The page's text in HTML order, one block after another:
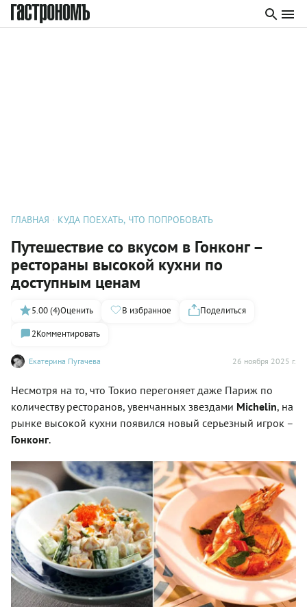
ГЛАВНАЯ КУДА ПОЕХАТЬ, ЧТО ПОПРОБОВАТЬ
Путешествие со вкусом в Гонконг –
рестораны высокой кухни по
доступным ценам
Екатерина Пугачева 26 ноября 2025 г.
5.00 (4)Оценить В избранное
Поделиться
2Комментировать
Несмотря на то, что Токио перегоняет даже Париж по
количеству ресторанов, увенчанных звездами Michelin, на
рынке высокой кухни появился новый серьезный игрок –
Гонконг.